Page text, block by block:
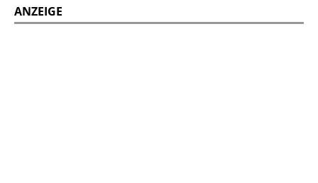
ANZEIGE